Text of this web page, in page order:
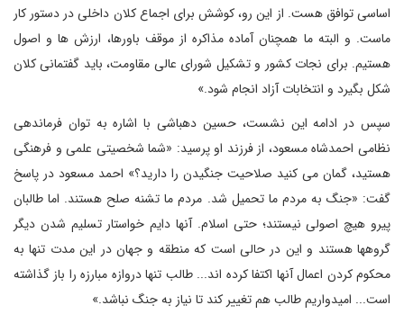
اساسی توافق هست. از این رو، کوشش برای اجماع کلان داخلی در دستور کار
ماست. و البته ما همچنان آماده مذاکره از موقف باورها، ارزش ها و اصول
هستیم. برای نجات کشور و تشکیل شورای عالی مقاومت، باید گفتمانی کلان
شکل بگیرد و انتخابات آزاد انجام شود.»
سپس در ادامه این نشست، حسین دهباشی با اشاره به توان فرماندهی
نظامی احمدشاه مسعود، از فرزند او پرسید: «شما شخصیتی علمی و فرهنگی
هستید، گمان می کنید صلاحیت جنگیدن را دارید؟» احمد مسعود در پاسخ
گفت: «جنگ به مردم ما تحمیل شد. مردم ما تشنه صلح هستند. اما طالبان
پیرو هیچ اصولی نیستند؛ حتی اسلام. آنها دایم خواستار تسلیم شدن دیگر
گروهها هستند و این در حالی است که منطقه و جهان در این مدت تنها به
محکوم کردن اعمال آنها اکتفا کرده اند... طالب تنها دروازه مبارزه را باز گذاشته
است... امیدواریم طالب هم تغییر کند تا نیاز به جنگ نباشد.»